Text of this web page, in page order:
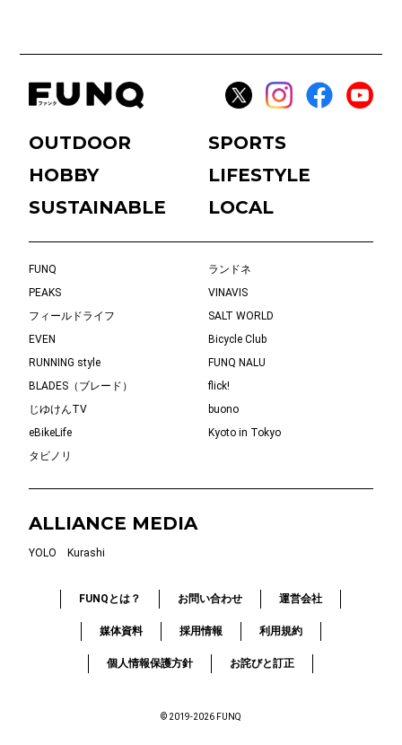
OUTDOOR
SPORTS
HOBBY
LIFESTYLE
SUSTAINABLE
LOCAL
FUNQ
ランドネ
PEAKS
VINAVIS
フィールドライフ
SALT WORLD
EVEN
Bicycle Club
RUNNING style
FUNQ NALU
BLADES（ブレード）
flick!
じゆけんTV
buono
eBikeLife
Kyoto in Tokyo
タビノリ
ALLIANCE MEDIA
YOLO Kurashi
FUNQとは？ お問い合わせ 運営会社
媒体資料 採用情報 利用規約
個人情報保護方針 お詫びと訂正
© 2019-2026 FUNQ